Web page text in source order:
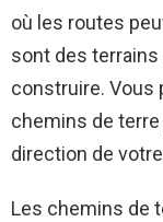
où les routes
sont des
construire. Vous
chemins de
direction de
Les chemins de